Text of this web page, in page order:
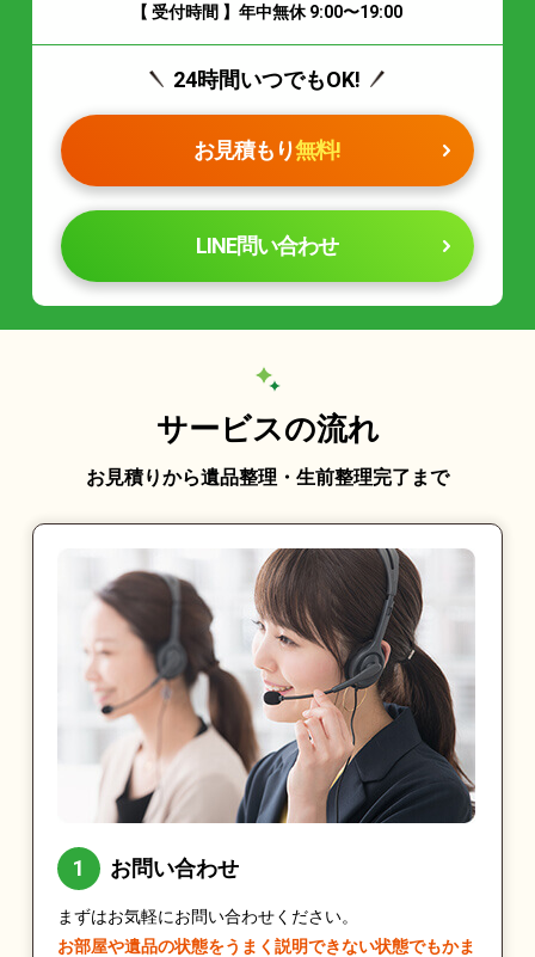
【 受付時間 】年中無休 9:00〜19:00
24時間いつでもOK!
お見積もり無料!
LINE問い合わせ
サービスの流れ
お見積りから遺品整理・生前整理完了まで
お問い合わせ
まずはお気軽にお問い合わせください。
お部屋や遺品の状態をうまく説明できない状態でもかま